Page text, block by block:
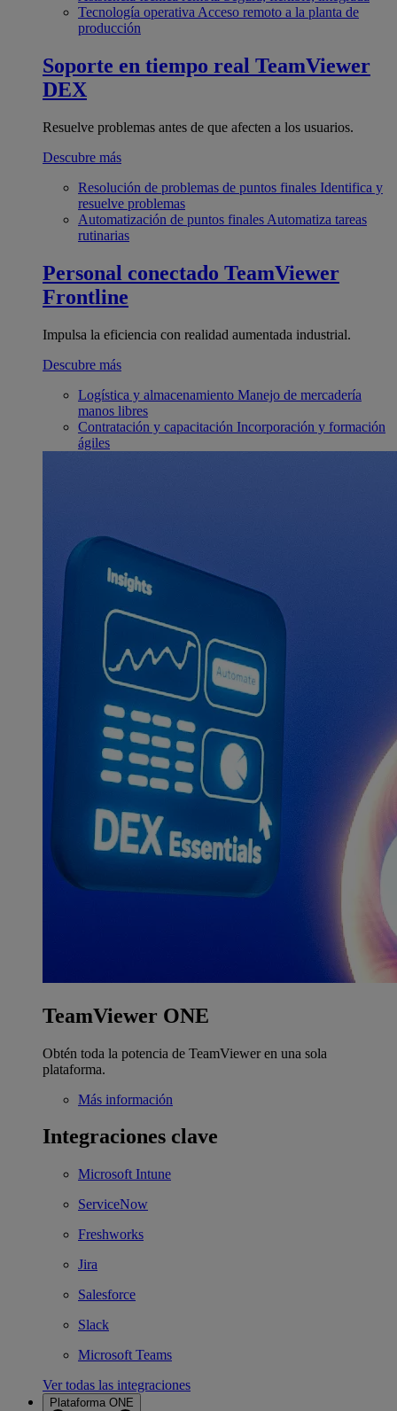
Tecnología operativa Acceso remoto a la planta de
producción
Soporte en tiempo real TeamViewer
DEX
Resuelve problemas antes de que afecten a los usuarios.
Descubre más
Resolución de problemas de puntos finales Identifica y
resuelve problemas
Automatización de puntos finales Automatiza tareas
rutinarias
Personal conectado TeamViewer
Frontline
Impulsa la eficiencia con realidad aumentada industrial.
Descubre más
Logística y almacenamiento Manejo de mercadería
manos libres
Contratación y capacitación Incorporación y formación
ágiles
TeamViewer ONE
Obtén toda la potencia de TeamViewer en una sola
plataforma.
Más información
Integraciones clave
Microsoft Intune
ServiceNow
Freshworks
Jira
Salesforce
Slack
Microsoft Teams
Ver todas las integraciones
Plataforma ONE